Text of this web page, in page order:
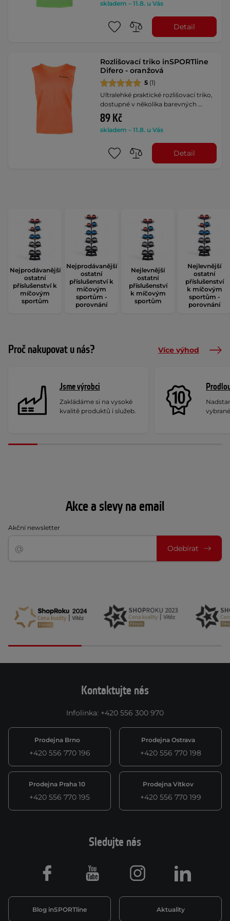
skladem – 11.8. u Vás
Detail
Rozlišovací triko inSPORTline
Difero - oranžová
5 (1)
Ultralehké praktické rozlišovací triko,
dostupné v několika barevných …
89 Kč
skladem – 11.8. u Vás
Detail
Nejprodávanější
ostatní
příslušenství k
míčovým
sportům
Nejprodávanější
ostatní
příslušenství k
míčovým
sportům -
porovnání
Nejlevnější
ostatní
příslušenství
k míčovým
sportům
Nejlevnější
ostatní
příslušenství
k míčovým
sportům -
porovnání
Proč nakupovat u nás? Více výhod
Jsme výrobci
Zakládáme si na vysoké
kvalitě produktů i služeb.
Akce a slevy na email
Akční newsletter
Odebírat
Kontaktujte nás
Infolinka: +420 556 300 970
Prodejna Brno
+420 556 770 196
Prodejna Ostrava
+420 556 770 198
Prodejna Praha 10
+420 556 770 195
Prodejna Vítkov
+420 556 770 199
Sledujte nás
Blog inSPORTline Aktuality
Facebook Youtube Instagram LinkedIn